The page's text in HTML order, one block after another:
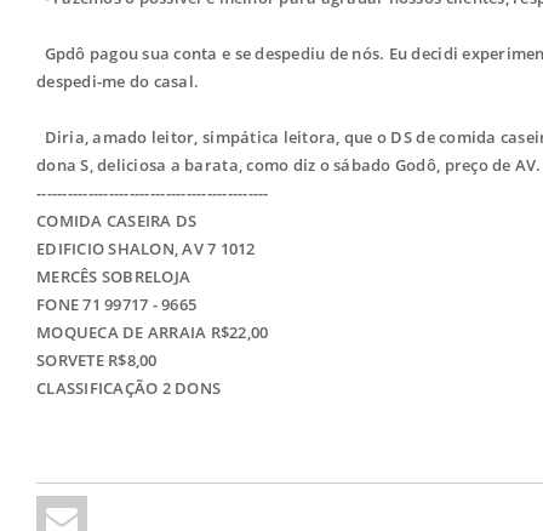
Gpdô pagou sua conta e se despediu de nós. Eu decidi
despedi-me do casal.
Diria, amado leitor, simpática leitora, que o DS de comida
dona S, deliciosa a barata, como diz o sábado Godô, preço de
---------------------------------------------
COMIDA CASEIRA DS
EDIFICIO SHALON, AV 7 1012
MERCÊS SOBRELOJA
FONE 71 99717 - 9665
MOQUECA DE ARRAIA R$22,00
SORVETE R$8,00
CLASSIFICAÇÃO 2 DONS